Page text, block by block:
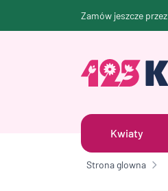
Zamów jeszcze przez
Kwiaty
Strona glowna